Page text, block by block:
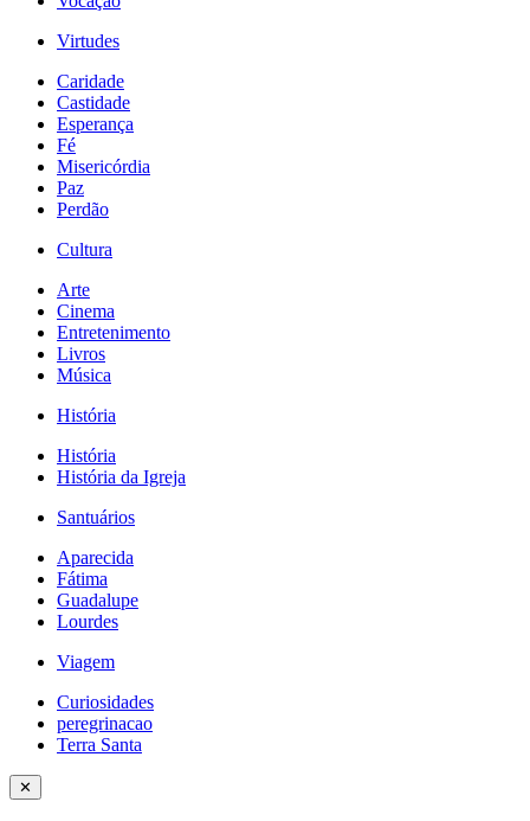
Virtudes
Caridade
Castidade
Esperança
Fé
Misericórdia
Paz
Perdão
Cultura
Arte
Cinema
Entretenimento
Livros
Música
História
História
História da Igreja
Santuários
Aparecida
Fátima
Guadalupe
Lourdes
Viagem
Curiosidades
peregrinacao
Terra Santa
✕